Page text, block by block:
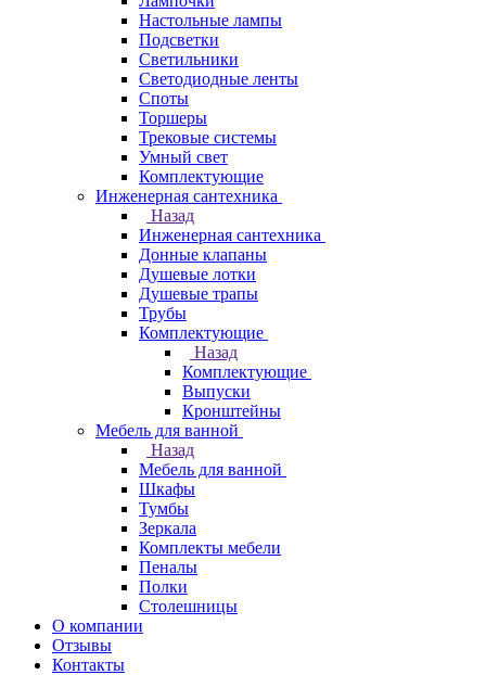
Настольные лампы
Подсветки
Светильники
Светодиодные ленты
Споты
Торшеры
Трековые системы
Умный свет
Комплектующие
Инженерная сантехника
Назад
Инженерная сантехника
Донные клапаны
Душевые лотки
Душевые трапы
Трубы
Комплектующие
Назад
Комплектующие
Выпуски
Кронштейны
Мебель для ванной
Назад
Мебель для ванной
Шкафы
Тумбы
Зеркала
Комплекты мебели
Пеналы
Полки
Столешницы
О компании
Отзывы
Контакты